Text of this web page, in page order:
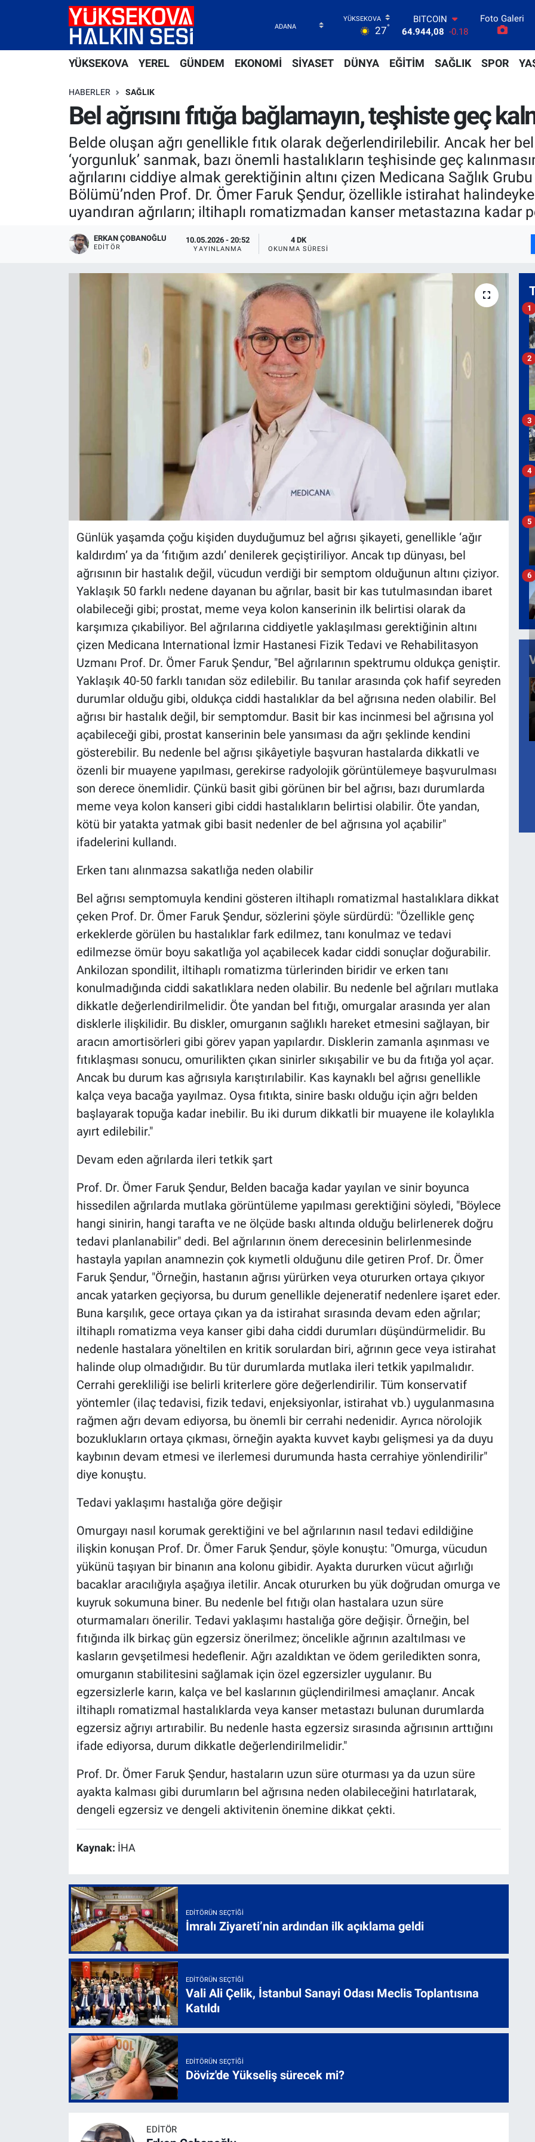
27°
DOLAR
47,7436
0.18
55,2510
0.32
STERLİN
6660.55
BİST100
-14
BITCOIN
64.944,08 -0.18
Foto Galeri
YÜKSEKOVA YEREL GÜNDEM EKONOMİ SİYASET DÜNYA EĞİTİM SAĞLIK SPOR
HABERLER SAĞLIK
Bel ağrısını fıtığa bağlamayın, teşhiste geç
Belde oluşan ağrı genellikle fıtık olarak değerlendirilebilir. Ancak her bel
‘yorgunluk’ sanmak, bazı önemli hastalıkların teşhisinde geç
ağrılarını ciddiye almak gerektiğinin altını çizen Medicana Sağlık
Bölümü’nden Prof. Dr. Ömer Faruk Şendur, özellikle istirahat
uyandıran ağrıların; iltihaplı romatizmadan kanser metastazına kadar
ERKAN ÇOBANOĞLU
EDITÖR
10.05.2026 - 20:52
YAYINLANMA
4 DK
OKUNMA SÜRESI
Günlük yaşamda çoğu kişiden duyduğumuz bel ağrısı şikayeti, genellikle ‘ağır
kaldırdım’ ya da ‘fıtığım azdı’ denilerek geçiştiriliyor. Ancak tıp dünyası, bel
ağrısının bir hastalık değil, vücudun verdiği bir semptom olduğunun altını çiziyor.
Yaklaşık 50 farklı nedene dayanan bu ağrılar, basit bir kas tutulmasından ibaret
olabileceği gibi; prostat, meme veya kolon kanserinin ilk belirtisi olarak da
karşımıza çıkabiliyor. Bel ağrılarına ciddiyetle yaklaşılması gerektiğinin altını
çizen Medicana International İzmir Hastanesi Fizik Tedavi ve Rehabilitasyon
Uzmanı Prof. Dr. Ömer Faruk Şendur, "Bel ağrılarının spektrumu oldukça geniştir.
Yaklaşık 40-50 farklı tanıdan söz edilebilir. Bu tanılar arasında çok hafif seyreden
durumlar olduğu gibi, oldukça ciddi hastalıklar da bel ağrısına neden olabilir. Bel
ağrısı bir hastalık değil, bir semptomdur. Basit bir kas incinmesi bel ağrısına yol
açabileceği gibi, prostat kanserinin bele yansıması da ağrı şeklinde kendini
gösterebilir. Bu nedenle bel ağrısı şikâyetiyle başvuran hastalarda dikkatli ve
özenli bir muayene yapılması, gerekirse radyolojik görüntülemeye başvurulması
son derece önemlidir. Çünkü basit gibi görünen bir bel ağrısı, bazı durumlarda
meme veya kolon kanseri gibi ciddi hastalıkların belirtisi olabilir. Öte yandan,
kötü bir yatakta yatmak gibi basit nedenler de bel ağrısına yol açabilir"
ifadelerini kullandı.
Erken tanı alınmazsa sakatlığa neden olabilir
Bel ağrısı semptomuyla kendini gösteren iltihaplı romatizmal hastalıklara dikkat
çeken Prof. Dr. Ömer Faruk Şendur, sözlerini şöyle sürdürdü: "Özellikle genç
erkeklerde görülen bu hastalıklar fark edilmez, tanı konulmaz ve tedavi
edilmezse ömür boyu sakatlığa yol açabilecek kadar ciddi sonuçlar doğurabilir.
Ankilozan spondilit, iltihaplı romatizma türlerinden biridir ve erken tanı
konulmadığında ciddi sakatlıklara neden olabilir. Bu nedenle bel ağrıları mutlaka
dikkatle değerlendirilmelidir. Öte yandan bel fıtığı, omurgalar arasında yer alan
disklerle ilişkilidir. Bu diskler, omurganın sağlıklı hareket etmesini sağlayan, bir
aracın amortisörleri gibi görev yapan yapılardır. Disklerin zamanla aşınması ve
fıtıklaşması sonucu, omurilikten çıkan sinirler sıkışabilir ve bu da fıtığa yol açar.
Ancak bu durum kas ağrısıyla karıştırılabilir. Kas kaynaklı bel ağrısı genellikle
kalça veya bacağa yayılmaz. Oysa fıtıkta, sinire baskı olduğu için ağrı belden
başlayarak topuğa kadar inebilir. Bu iki durum dikkatli bir muayene ile kolaylıkla
ayırt edilebilir."
Devam eden ağrılarda ileri tetkik şart
Prof. Dr. Ömer Faruk Şendur, Belden bacağa kadar yayılan ve sinir boyunca
hissedilen ağrılarda mutlaka görüntüleme yapılması gerektiğini söyledi, "Böylece
hangi sinirin, hangi tarafta ve ne ölçüde baskı altında olduğu belirlenerek doğru
tedavi planlanabilir" dedi. Bel ağrılarının önem derecesinin belirlenmesinde
hastayla yapılan anamnezin çok kıymetli olduğunu dile getiren Prof. Dr. Ömer
Faruk Şendur, "Örneğin, hastanın ağrısı yürürken veya otururken ortaya çıkıyor
ancak yatarken geçiyorsa, bu durum genellikle dejeneratif nedenlere işaret eder.
Buna karşılık, gece ortaya çıkan ya da istirahat sırasında devam eden ağrılar;
iltihaplı romatizma veya kanser gibi daha ciddi durumları düşündürmelidir. Bu
nedenle hastalara yöneltilen en kritik sorulardan biri, ağrının gece veya istirahat
halinde olup olmadığıdır. Bu tür durumlarda mutlaka ileri tetkik yapılmalıdır.
Cerrahi gerekliliği ise belirli kriterlere göre değerlendirilir. Tüm konservatif
yöntemler (ilaç tedavisi, fizik tedavi, enjeksiyonlar, istirahat vb.) uygulanmasına
rağmen ağrı devam ediyorsa, bu önemli bir cerrahi nedenidir. Ayrıca nörolojik
bozuklukların ortaya çıkması, örneğin ayakta kuvvet kaybı gelişmesi ya da duyu
kaybının devam etmesi ve ilerlemesi durumunda hasta cerrahiye yönlendirilir"
diye konuştu.
Tedavi yaklaşımı hastalığa göre değişir
Omurgayı nasıl korumak gerektiğini ve bel ağrılarının nasıl tedavi edildiğine
ilişkin konuşan Prof. Dr. Ömer Faruk Şendur, şöyle konuştu: "Omurga, vücudun
yükünü taşıyan bir binanın ana kolonu gibidir. Ayakta dururken vücut ağırlığı
bacaklar aracılığıyla aşağıya iletilir. Ancak otururken bu yük doğrudan omurga ve
kuyruk sokumuna biner. Bu nedenle bel fıtığı olan hastalara uzun süre
oturmamaları önerilir. Tedavi yaklaşımı hastalığa göre değişir. Örneğin, bel
fıtığında ilk birkaç gün egzersiz önerilmez; öncelikle ağrının azaltılması ve
kasların gevşetilmesi hedeflenir. Ağrı azaldıktan ve ödem geriledikten sonra,
omurganın stabilitesini sağlamak için özel egzersizler uygulanır. Bu
egzersizlerle karın, kalça ve bel kaslarının güçlendirilmesi amaçlanır. Ancak
iltihaplı romatizmal hastalıklarda veya kanser metastazı bulunan durumlarda
egzersiz ağrıyı artırabilir. Bu nedenle hasta egzersiz sırasında ağrısının arttığını
ifade ediyorsa, durum dikkatle değerlendirilmelidir."
Prof. Dr. Ömer Faruk Şendur, hastaların uzun süre oturması ya da uzun süre
ayakta kalması gibi durumların bel ağrısına neden olabileceğini hatırlatarak,
dengeli egzersiz ve dengeli aktivitenin önemine dikkat çekti.
Kaynak: İHA
EDITÖRÜN SEÇTIĞI
İmralı Ziyareti’nin ardından ilk açıklama geldi
EDITÖRÜN SEÇTIĞI
Vali Ali Çelik, İstanbul Sanayi Odası Meclis Toplantısına
Katıldı
EDITÖRÜN SEÇTIĞI
Döviz'de Yükseliş sürecek mi?
EDITÖR
1
2
3
4
5
6
Yüksekova Nöbetçi Eczaneler
Yüksekova Trafik Yoğunluk Haritası
Süper Lig Puan Durumu ve Fikstür
Tüm Manşetler
Son Dakika Haberleri